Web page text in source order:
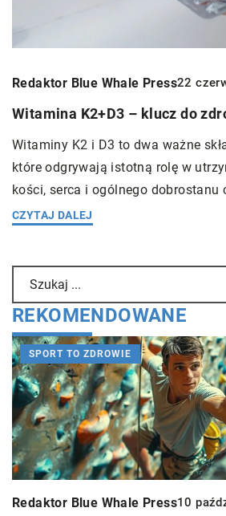
Redaktor Blue Whale Press22
Witamina K2+D3 – klucz do
Witaminy K2 i D3 to dwa ważne
które odgrywają istotną rolę w
kości, serca i ogólnego dobrostanu
CZYTAJ DALEJ
REKOMENDOWANE
SPORT TO ZDROWIE
Redaktor Blue Whale Press10